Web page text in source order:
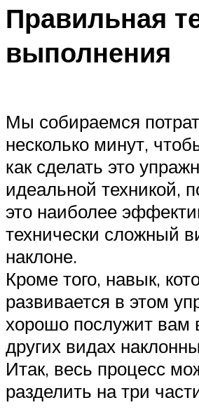
Правильная
выполнения
Мы собираемся
несколько минут,
как сделать это
идеальной техникой,
это наиболее
технически сложный
наклоне.
Кроме того, навык,
развивается в этом
хорошо послужит вам
других видах
Итак, весь процесс
разделить на три